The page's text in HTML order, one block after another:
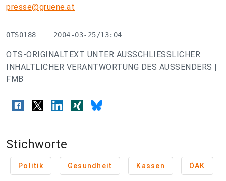
presse@gruene.at
OTS0188    2004-03-25/13:04
OTS-ORIGINALTEXT UNTER AUSSCHLIESSLICHER
INHALTLICHER VERANTWORTUNG DES AUSSENDERS |
FMB
Stichworte
Politik Gesundheit Kassen ÖAK